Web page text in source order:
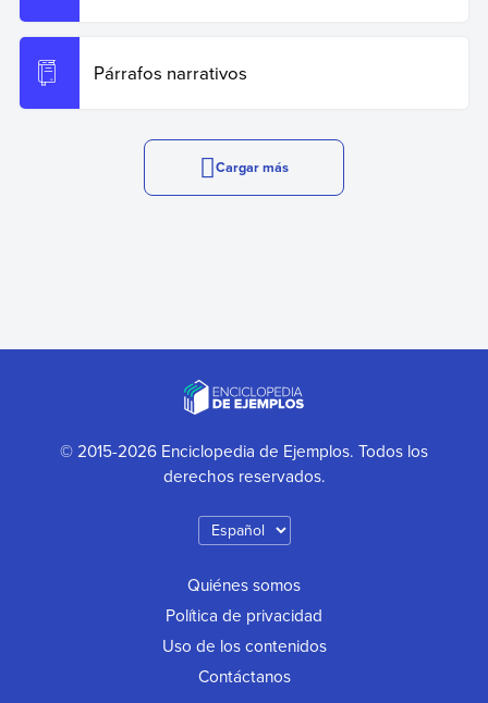
Párrafos narrativos
Cargar más
© 2015-2026 Enciclopedia de Ejemplos. Todos los
derechos reservados.
Quiénes somos
Política de privacidad
Uso de los contenidos
Contáctanos